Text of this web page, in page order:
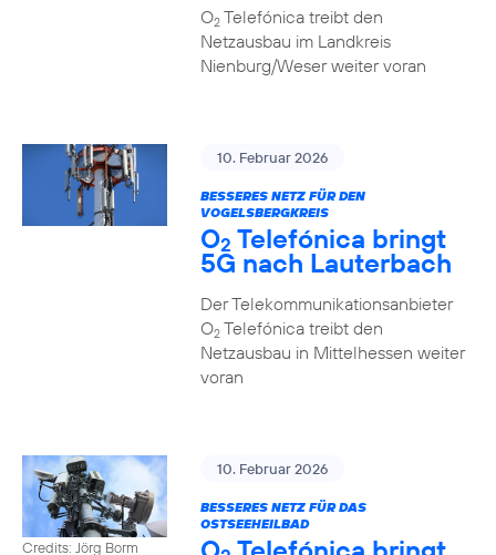
O2Telefónica treibt den
Netzausbau im Landkreis
Nienburg/Weser weiter voran
10. Februar 2026
BESSERES NETZ FÜR DEN
VOGELSBERGKREIS
O2 Telefónica bringt
5G nach Lauterbach
Der Telekommunikationsanbieter
O2Telefónica treibt den
Netzausbau in Mittelhessen weiter
voran
Credits: Jörg Borm
10. Februar 2026
BESSERES NETZ FÜR DAS
OSTSEEHEILBAD